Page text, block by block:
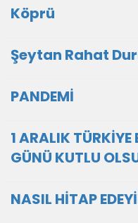
Köprü
Şeytan Rahat
PANDEMİ
1 ARALIK
GÜNÜ KUTLU
NASIL HİTAP